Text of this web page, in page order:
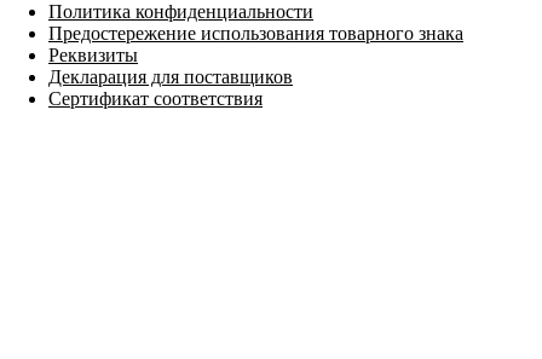
Политика конфиденциальности
Предостережение использования товарного знака
Реквизиты
Декларация для поставщиков
Сертификат соответствия